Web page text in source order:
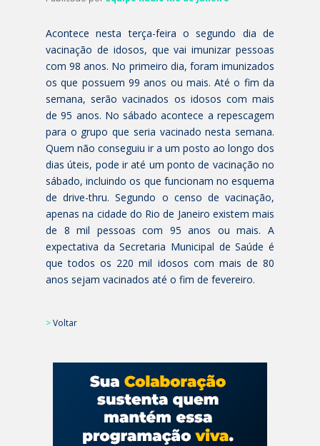
Acontece nesta terça-feira o segundo dia de
vacinação de idosos, que vai imunizar pessoas
com 98 anos. No primeiro dia, foram imunizados
os que possuem 99 anos ou mais. Até o fim da
semana, serão vacinados os idosos com mais
de 95 anos. No sábado acontece a repescagem
para o grupo que seria vacinado nesta semana.
Quem não conseguiu ir a um posto ao longo dos
dias úteis, pode ir até um ponto de vacinação no
sábado, incluindo os que funcionam no esquema
de drive-thru. Segundo o censo de vacinação,
apenas na cidade do Rio de Janeiro existem mais
de 8 mil pessoas com 95 anos ou mais. A
expectativa da Secretaria Municipal de Saúde é
que todos os 220 mil idosos com mais de 80
anos sejam vacinados até o fim de fevereiro.
>Voltar